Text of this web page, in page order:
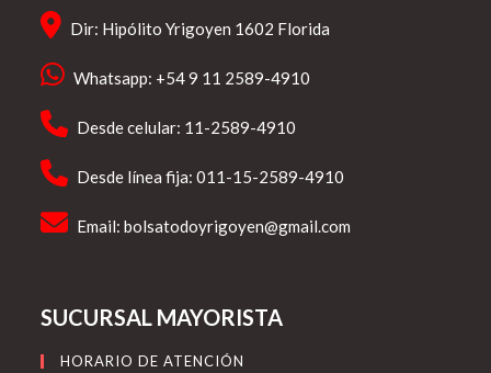
Dir: Hipólito Yrigoyen 1602 Florida
Whatsapp: +54 9 11 2589-4910
Desde celular: 11-2589-4910
Desde línea fija: 011-15-2589-4910
Email:bolsatodoyrigoyen@gmail.com
SUCURSAL MAYORISTA
HORARIO DE ATENCIÓN